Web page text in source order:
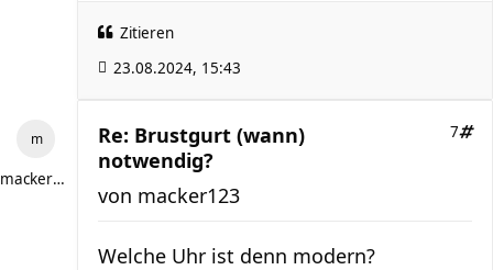
Zitieren
23.08.2024, 15:43
macker123
Re: Brustgurt (wann)
notwendig?
7
von macker123
Welche Uhr ist denn modern?